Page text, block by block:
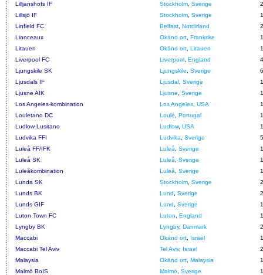
Lilljanshofs IF
Stockholm Sverige
2
Lillsjö IF
Stockholm Sverige
1
Linfield FC
Belfast Nordirland
2
Lionceaux
Okänd ort Frankrike
1
Litauen
Okänd ort Litauen
1
Liverpool FC
Liverpool England
4
Ljungskile SK
Ljungskile Sverige
6
Ljusdals IF
Ljusdal Sverige
1
Ljusne AIK
Ljusne Sverige
1
Los Angeles-kombination
Los Angeles USA
1
Louletano DC
Loulé Portugal
1
Ludlow Lusitano
Ludlow, USA
1
Ludvika FFI
Ludvika Sverige
5
Luleå FF/IFK
Luleå Sverige
1
Luleå SK
Luleå Sverige
1
Luleåkombination
Luleå Sverige
1
Lunda SK
Stockholm Sverige
2
Lunds BK
Lund Sverige
2
Lunds GIF
Lund Sverige
1
Luton Town FC
Luton England
1
Lyngby BK
Lyngby, Danmark
2
Maccabi
Okänd ort Israel
1
Maccabi Tel Aviv
Tel Aviv, Israel
2
Malaysia
Okänd ort Malaysia
1
Malmö BoIS
Malmö Sverige
1